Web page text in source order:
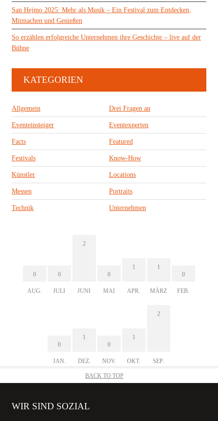
San Hejmo 2025: Mehr als Musik – Ein Festival zum Entdecken,
Mitmachen und Genießen
So erzählen erfolgreiche Unternehmen ihre Geschichte – live auf der
Bühne
KATEGORIEN
Allgemein Drei Fragen an
Eventeinsteiger Eventexperten
Facts Featured
Festivals Know-How
Künstler Locations
Messen Portraits
Technik Unternehmen
0
AUG.
0
JULI
2
JUNI
0
MAI
1
APR.
1
MÄRZ
0
FEB.
0
JAN.
1
DEZ.
0
NOV.
1
OKT.
2
SEP.
BACK TO TOP
WIR SIND SOZIAL